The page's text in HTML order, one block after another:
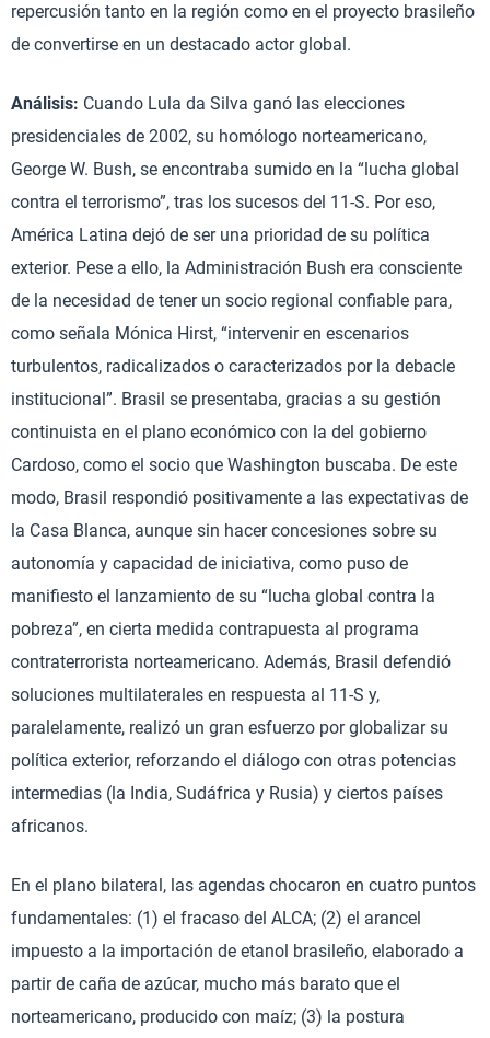
repercusión tanto en la región como en el proyecto brasileño
de convertirse en un destacado actor global.
Análisis: Cuando Lula da Silva ganó las elecciones
presidenciales de 2002, su homólogo norteamericano,
George W. Bush, se encontraba sumido en la “lucha global
contra el terrorismo”, tras los sucesos del 11-S. Por eso,
América Latina dejó de ser una prioridad de su política
exterior. Pese a ello, la Administración Bush era consciente
de la necesidad de tener un socio regional confiable para,
como señala Mónica Hirst, “intervenir en escenarios
turbulentos, radicalizados o caracterizados por la debacle
institucional”. Brasil se presentaba, gracias a su gestión
continuista en el plano económico con la del gobierno
Cardoso, como el socio que Washington buscaba. De este
modo, Brasil respondió positivamente a las expectativas de
la Casa Blanca, aunque sin hacer concesiones sobre su
autonomía y capacidad de iniciativa, como puso de
manifiesto el lanzamiento de su “lucha global contra la
pobreza”, en cierta medida contrapuesta al programa
contraterrorista norteamericano. Además, Brasil defendió
soluciones multilaterales en respuesta al 11-S y,
paralelamente, realizó un gran esfuerzo por globalizar su
política exterior, reforzando el diálogo con otras potencias
intermedias (la India, Sudáfrica y Rusia) y ciertos países
africanos.
En el plano bilateral, las agendas chocaron en cuatro puntos
fundamentales: (1) el fracaso del ALCA; (2) el arancel
impuesto a la importación de etanol brasileño, elaborado a
partir de caña de azúcar, mucho más barato que el
norteamericano, producido con maíz; (3) la postura